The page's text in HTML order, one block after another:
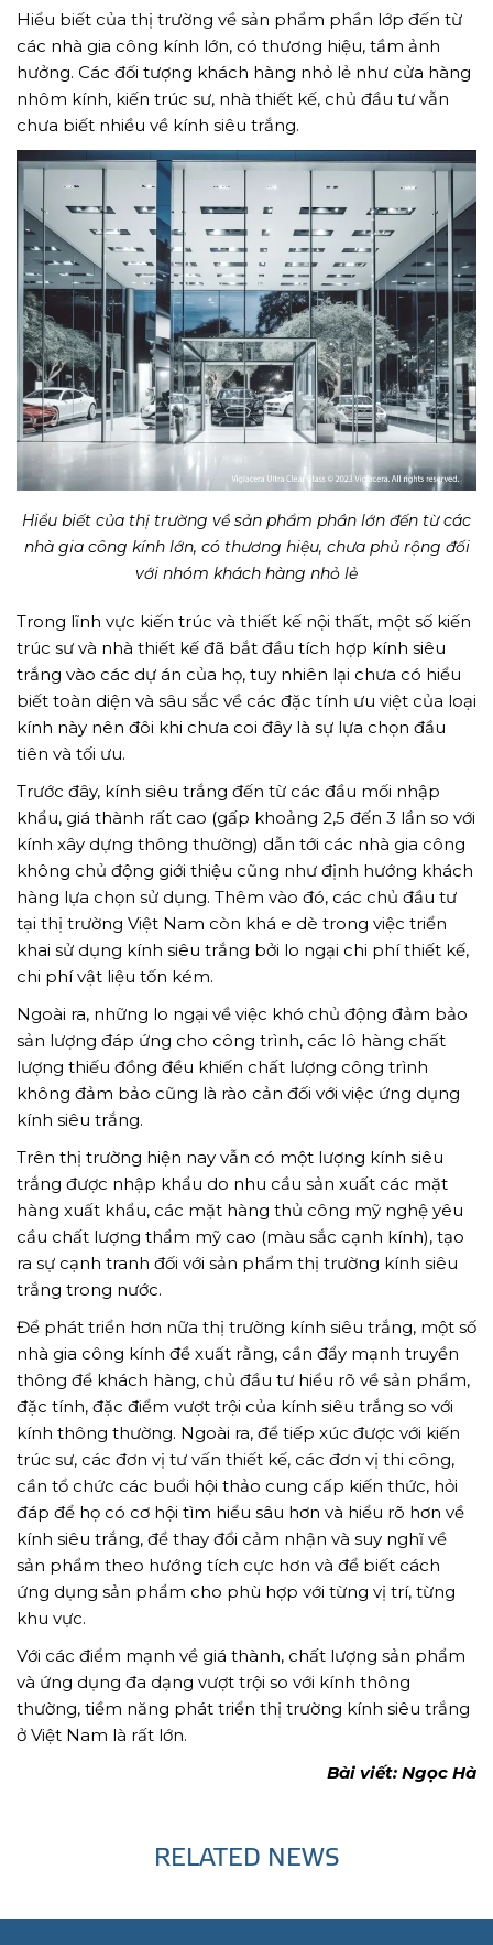
Hiểu biết của thị trường về sản phẩm phần lớp đến từ
các nhà gia công kính lớn, có thương hiệu, tầm ảnh
hưởng. Các đối tượng khách hàng nhỏ lẻ như cửa hàng
nhôm kính, kiến trúc sư, nhà thiết kế, chủ đầu tư vẫn
chưa biết nhiều về kính siêu trắng.
Hiểu biết của thị trường về sản phẩm phần lớn đến từ các
nhà gia công kính lớn, có thương hiệu, chưa phủ rộng đối
với nhóm khách hàng nhỏ lẻ
Trong lĩnh vực kiến trúc và thiết kế nội thất, một số kiến
trúc sư và nhà thiết kế đã bắt đầu tích hợp kính siêu
trắng vào các dự án của họ, tuy nhiên lại chưa có hiểu
biết toàn diện và sâu sắc về các đặc tính ưu việt của loại
kính này nên đôi khi chưa coi đây là sự lựa chọn đầu
tiên và tối ưu.
Trước đây, kính siêu trắng đến từ các đầu mối nhập
khẩu, giá thành rất cao (gấp khoảng 2,5 đến 3 lần so với
kính xây dựng thông thường) dẫn tới các nhà gia công
không chủ động giới thiệu cũng như định hướng khách
hàng lựa chọn sử dụng. Thêm vào đó, các chủ đầu tư
tại thị trường Việt Nam còn khá e dè trong việc triển
khai sử dụng kính siêu trắng bởi lo ngại chi phí thiết kế,
chi phí vật liệu tốn kém.
Ngoài ra, những lo ngại về việc khó chủ động đảm bảo
sản lượng đáp ứng cho công trình, các lô hàng chất
lượng thiếu đồng đều khiến chất lượng công trình
không đảm bảo cũng là rào cản đối với việc ứng dụng
kính siêu trắng.
Trên thị trường hiện nay vẫn có một lượng kính siêu
trắng được nhập khẩu do nhu cầu sản xuất các mặt
hàng xuất khẩu, các mặt hàng thủ công mỹ nghệ yêu
cầu chất lượng thẩm mỹ cao (màu sắc cạnh kính), tạo
ra sự cạnh tranh đối với sản phẩm thị trường kính siêu
trắng trong nước.
Để phát triển hơn nữa thị trường kính siêu trắng, một số
nhà gia công kính đề xuất rằng, cần đẩy mạnh truyền
thông để khách hàng, chủ đầu tư hiểu rõ về sản phẩm,
đặc tính, đặc điểm vượt trội của kính siêu trắng so với
kính thông thường. Ngoài ra, để tiếp xúc được với kiến
trúc sư, các đơn vị tư vấn thiết kế, các đơn vị thi công,
cần tổ chức các buổi hội thảo cung cấp kiến thức, hỏi
đáp để họ có cơ hội tìm hiểu sâu hơn và hiểu rõ hơn về
kính siêu trắng, để thay đổi cảm nhận và suy nghĩ về
sản phẩm theo hướng tích cực hơn và để biết cách
ứng dụng sản phẩm cho phù hợp với từng vị trí, từng
khu vực.
Với các điểm mạnh về giá thành, chất lượng sản phẩm
và ứng dụng đa dạng vượt trội so với kính thông
thường, tiềm năng phát triển thị trường kính siêu trắng
ở Việt Nam là rất lớn.
Bài viết: Ngọc Hà
RELATED NEWS